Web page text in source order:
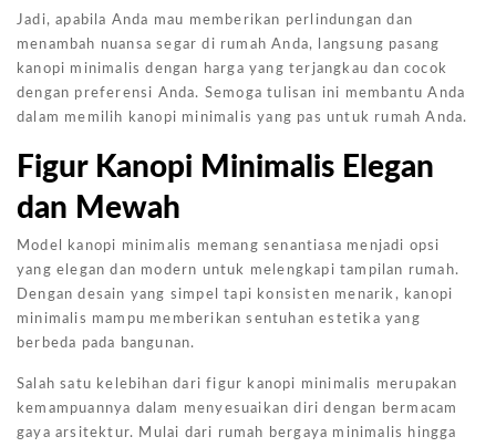
Jadi, apabila Anda mau memberikan perlindungan dan
menambah nuansa segar di rumah Anda, langsung pasang
kanopi minimalis dengan harga yang terjangkau dan cocok
dengan preferensi Anda. Semoga tulisan ini membantu Anda
dalam memilih kanopi minimalis yang pas untuk rumah Anda.
Figur Kanopi Minimalis Elegan
dan Mewah
Model kanopi minimalis memang senantiasa menjadi opsi
yang elegan dan modern untuk melengkapi tampilan rumah.
Dengan desain yang simpel tapi konsisten menarik, kanopi
minimalis mampu memberikan sentuhan estetika yang
berbeda pada bangunan.
Salah satu kelebihan dari figur kanopi minimalis merupakan
kemampuannya dalam menyesuaikan diri dengan bermacam
gaya arsitektur. Mulai dari rumah bergaya minimalis hingga